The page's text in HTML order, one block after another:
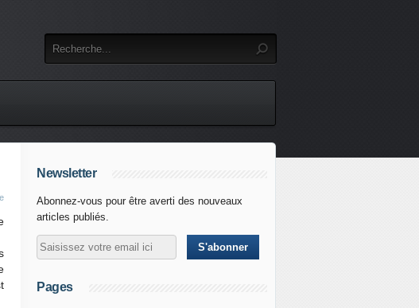
Newsletter
Abonnez-vous pour être averti des nouveaux
articles publiés.
Pages